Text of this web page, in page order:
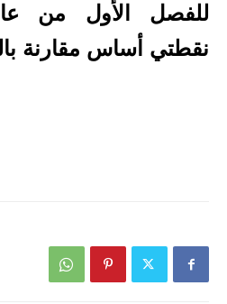
نقطتي أساس مقارنة